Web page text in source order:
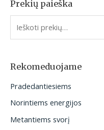
Prekių paieška
I
e
o
:
Rekomeduojame
Pradedantiesiems
Norintiems energijos
Metantiems svorį